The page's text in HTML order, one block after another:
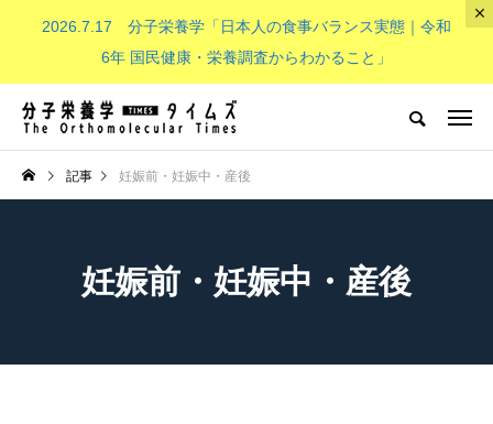
The Orthomolecular Times
分子栄養学とは 子供（成長期）
NEW POST
2026.7.17 分子栄養学「日本人の食事バランス実態｜令和
6年 国民健康・栄養調査からわかること」
記事 妊娠前・妊娠中・産後
妊娠前・妊娠中・産後